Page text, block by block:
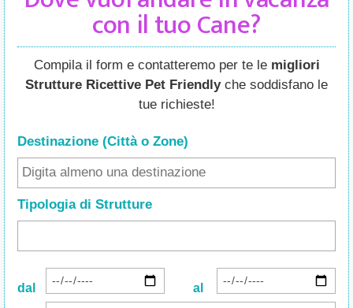
con il tuo Cane?
Compila il form e contatteremo per te le migliori
Strutture Ricettive Pet Friendlyche soddisfano le
tue richieste!
Destinazione (Città o Zone)
Tipologia di Strutture
dal al